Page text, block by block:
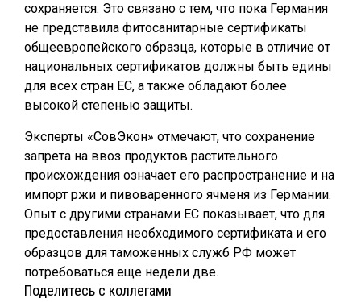
сохраняется. Это связано с тем, что пока Германия
не представила фитосанитарные сертификаты
общеевропейского образца, которые в отличие от
национальных сертификатов должны быть едины
для всех стран ЕС, а также обладают более
высокой степенью защиты.
Эксперты «СовЭкон» отмечают, что сохранение
запрета на ввоз продуктов растительного
происхождения означает его распространение и на
импорт ржи и пивоваренного ячменя из Германии.
Опыт с другими странами ЕС показывает, что для
предоставления необходимого сертификата и его
образцов для таможенных служб РФ может
потребоваться еще недели две.
Поделитесь с коллегами